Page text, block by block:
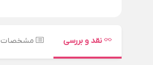
نقد و بررسی مشخصات